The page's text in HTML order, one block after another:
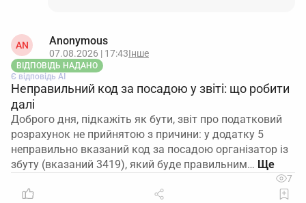
AN Anonymous
07.08.2026 | 17:43Інше
ВІДПОВІДЬ НАДАНО
Є відповідь АІ
Неправильний код за посадою у звіті: що робити
далі
Доброго дня, підкажіть як бути, звіт про податковий
розрахунок не прийнятою з причини: у додатку 5
неправильно вказаний код за посадою організатор із
збуту (вказаний 3419), який буде правильним…
7